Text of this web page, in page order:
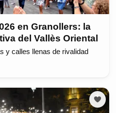
en Granollers: la
del Vallès Oriental
y calles llenas de rivalidad